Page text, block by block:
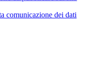
comunicazione dei dati